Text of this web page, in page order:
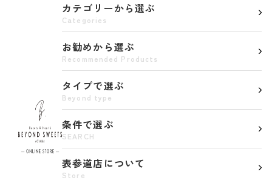
BEYOND SWEETS公式サイト（ビヨンドスイーツ）
カテゴリーから選ぶ
Categories
お勧めから選ぶ
Recommended Products
タイプで選ぶ
Beyond type
条件で選ぶ
SEARCH
表参道店について
Store